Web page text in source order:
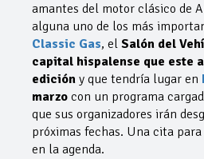
cita
amantes del motor clásico de
alguna uno de los más
Classic Gas, el Salón del
capital hispalense que este
edición y que tendría lugar en
marzo con un programa
que sus organizadores irán
próximas fechas. Una cita
en la agenda.